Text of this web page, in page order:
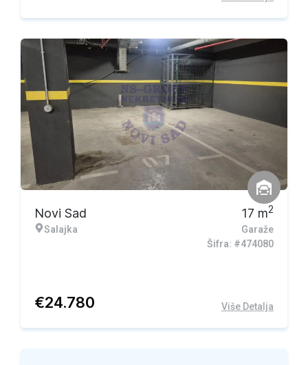
Novi Sad
Salajka
17 m2
Garaže
Šifra: #474080
€24.780 Više Detalja